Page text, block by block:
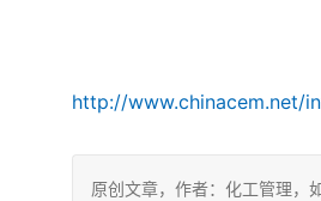
http://www.chinacem.net/
原创文章，作者：化工管理